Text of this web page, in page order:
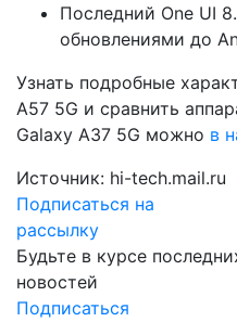
Последний One UI
обновлениями до
Узнать подробные
A57 5G и сравнить
Galaxy A37 5G можно в
Источник: hi-tech.mail.ru
Подписаться на
рассылку
Будьте в курсе
новостей
Подписаться